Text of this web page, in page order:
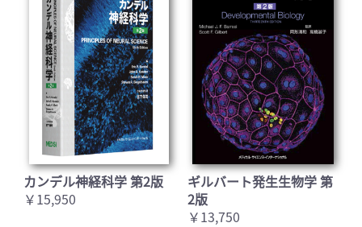
カンデル神経科学 第2版
￥15,950
ギルバート発生生物学 第
2版
￥13,750